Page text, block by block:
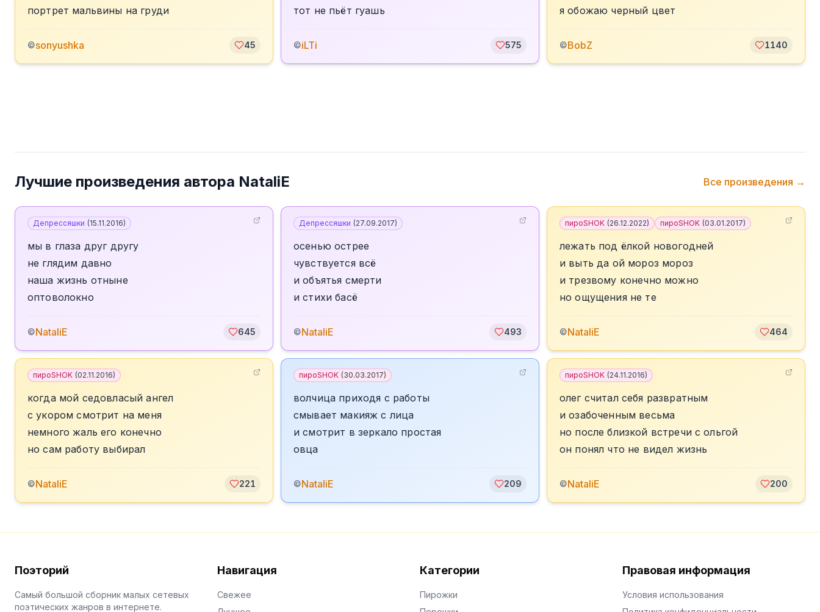
портрет мальвины на груди
©sonyushka 45
тот не пьёт гуашь
©iLTi 575
я обожаю черный цвет
©BobZ 1140
Лучшие произведения автора NataliE Все произведения →
Депрессяшки (15.11.2016)
мы в глаза друг другу
не глядим давно
наша жизнь отныне
оптоволокно
©NataliE 645
Депрессяшки (27.09.2017)
осенью острее
чувствуется всё
и объятья смерти
и стихи басё
©NataliE 493
пироSHOK (26.12.2022) пироSHOK (03.01.2017)
лежать под ёлкой новогодней
и выть да ой мороз мороз
и трезвому конечно можно
но ощущения не те
©NataliE 464
пироSHOK (02.11.2016)
когда мой седовласый ангел
с укором смотрит на меня
немного жаль его конечно
но сам работу выбирал
©NataliE 221
пироSHOK (30.03.2017)
волчица приходя с работы
смывает макияж с лица
и смотрит в зеркало простая
овца
©NataliE 209
пироSHOK (24.11.2016)
олег считал себя развратным
и озабоченным весьма
но после близкой встречи с ольгой
он понял что не видел жизнь
©NataliE 200
Поэторий
Самый большой сборник малых сетевых
поэтических жанров в интернете.
Навигация
Свежее
Категории
Пирожки
Правовая информация
Условия использования